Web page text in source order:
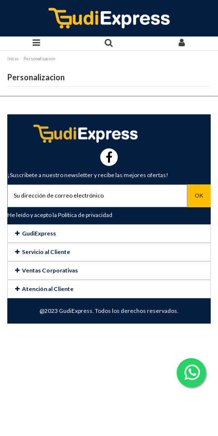
Inicio Personalizacion
Personalizacion
¡Suscribete a nuestro newsletter y recibe las mejores ofertas!
He leído y acepto la Política de privacidad
GudiExpress
Servicio al Cliente
Ventas Corporativas
Atención al Cliente
@2023 GudiExpress. Todos los derechos reservados.